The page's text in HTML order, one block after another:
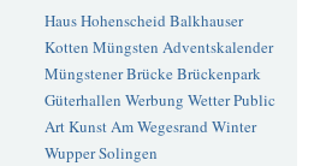
Haus Hohenscheid Balkhauser
Kotten Müngsten Adventskalender
Müngstener BrückeBrückenpark
Güterhallen Werbung WetterPublic
ArtKunstAm Wegesrand Winter
WupperSolingen